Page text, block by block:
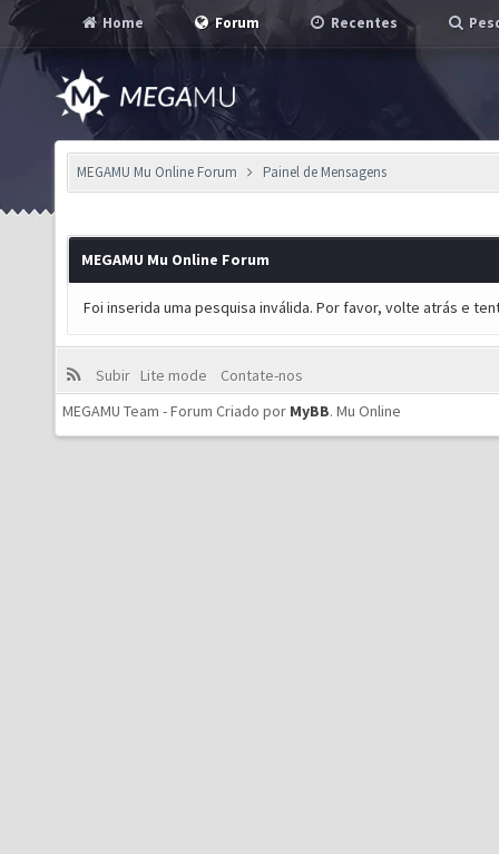
Home Forum Recentes
MEGAMU Mu Online Forum Painel de Mensagens
MEGAMU Mu Online Forum
Foi inserida uma pesquisa inválida. Por favor, volte atrás e
Subir Lite mode
Contate-nos
MEGAMU Team - Forum Criado por MyBB. Mu Online